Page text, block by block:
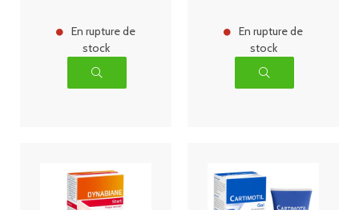
En rupture de
stock
En rupture de
stock